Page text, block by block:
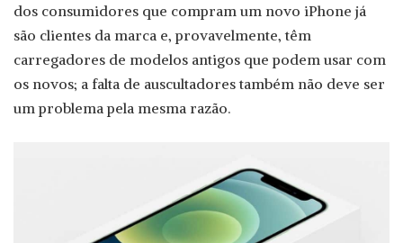
dos consumidores que compram um novo iPhone já
são clientes da marca e, provavelmente, têm
carregadores de modelos antigos que podem usar com
os novos; a falta de auscultadores também não deve ser
um problema pela mesma razão.